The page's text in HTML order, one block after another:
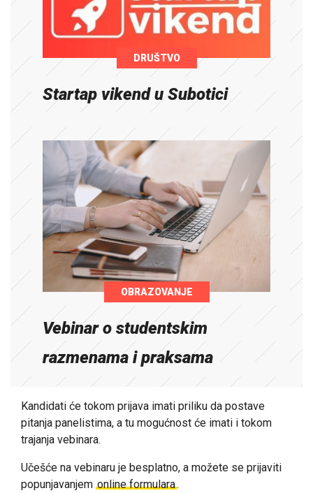
DRUŠTVO
Startap vikend u Subotici
OBRAZOVANJE
Vebinar o studentskim
razmenama i praksama
Kandidati će tokom prijava imati priliku da postave
pitanja panelistima, a tu mogućnost će imati i tokom
trajanja vebinara.
Učešće na vebinaru je besplatno, a možete se prijaviti
popunjavanjem online formulara.